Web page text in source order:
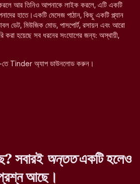
আর তিনিও আপনাকে লাইক করলে, এটি একটি
হাতে।একটি মেসেজ পাঠান, কিছু একটি প্ল্যান
ডেট, মিউজিক মোড, পাসপোর্ট, রসায়ন এবং আরো
হয়েছে সব ধরনের সংযোগের জন্য: অস্থায়ী,
Tinder অ্যাপ ডাউনলোড করুন।
সবারইঅন্ততএকটি হলেও
আছে।